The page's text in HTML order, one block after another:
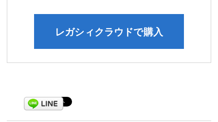
レガシィクラウドで購入